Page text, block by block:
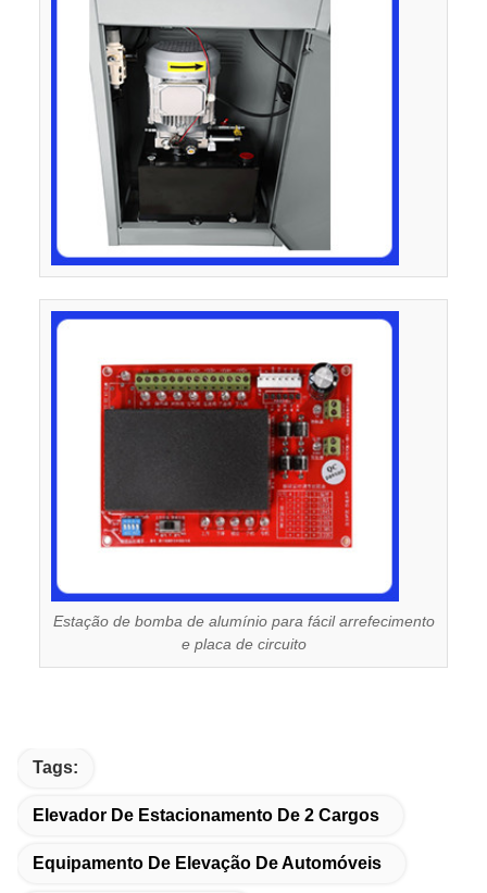
Estação de bomba de alumínio para fácil arrefecimento
e placa de circuito
Tags:
Elevador De Estacionamento De 2 Cargos
Equipamento De Elevação De Automóveis